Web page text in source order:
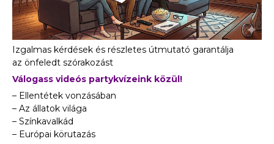
Izgalmas kérdések és részletes útmutató garantálja
az önfeledt szórakozást
Válogass videós partykvízeink közül!
– Ellentétek vonzásában
– Az állatok világa
– Színkavalkád
– Európai körutazás